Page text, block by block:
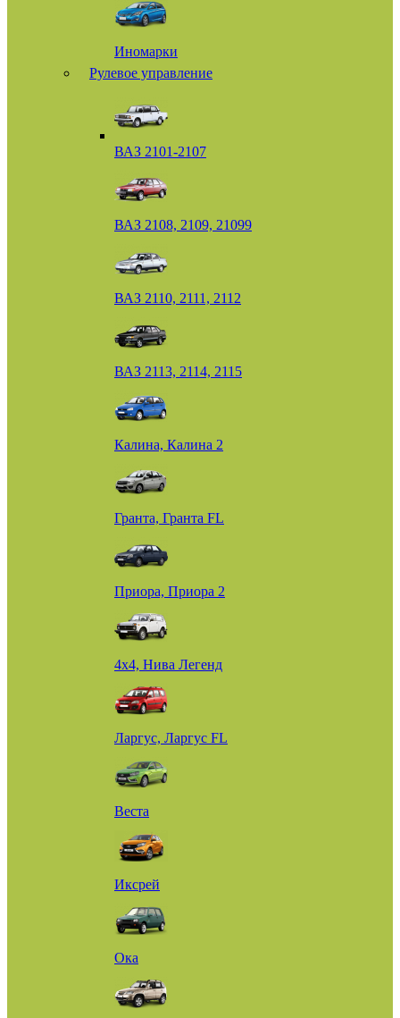
Иномарки
Рулевое управление
ВАЗ 2101-2107
ВАЗ 2108, 2109, 21099
ВАЗ 2110, 2111, 2112
ВАЗ 2113, 2114, 2115
Калина, Калина 2
Гранта, Гранта FL
Приора, Приора 2
4х4, Нива Легенд
Ларгус, Ларгус FL
Веста
Иксрей
Ока